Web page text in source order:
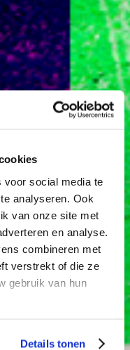
voor social media te
analyseren. Ook
van onze site met
en analyse.
combineren met
verstrekt of die ze
gebruik van hun
Details tonen